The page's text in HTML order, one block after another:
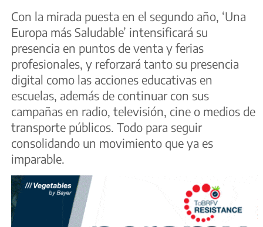
Con la mirada puesta en el segundo año, ‘Una
Europa más Saludable’ intensificará su
presencia en puntos de venta y ferias
profesionales, y reforzará tanto su presencia
digital como las acciones educativas en
escuelas, además de continuar con sus
campañas en radio, televisión, cine o medios de
transporte públicos. Todo para seguir
consolidando un movimiento que ya es
imparable.